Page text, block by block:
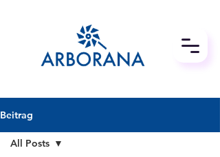
Beitrag
All Posts